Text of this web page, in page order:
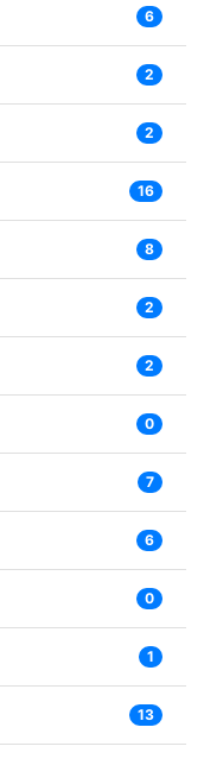
6
2
2
16
8
2
2
0
7
6
0
1
13